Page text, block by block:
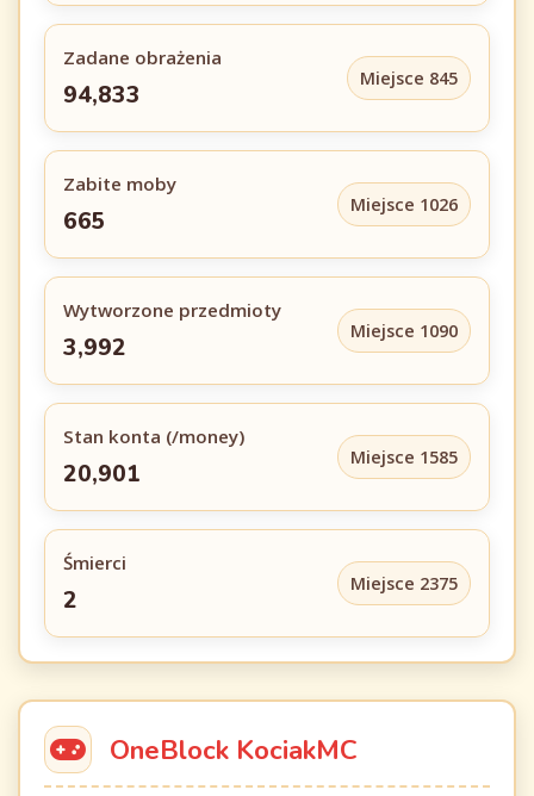
Zadane obrażenia
94,833
Miejsce 845
Zabite moby
665
Miejsce 1026
Wytworzone przedmioty
3,992
Miejsce 1090
Stan konta (/money)
20,901
Miejsce 1585
Śmierci
2
Miejsce 2375
OneBlock KociakMC